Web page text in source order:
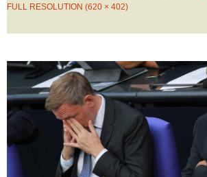
FULL RESOLUTION (620 × 402)